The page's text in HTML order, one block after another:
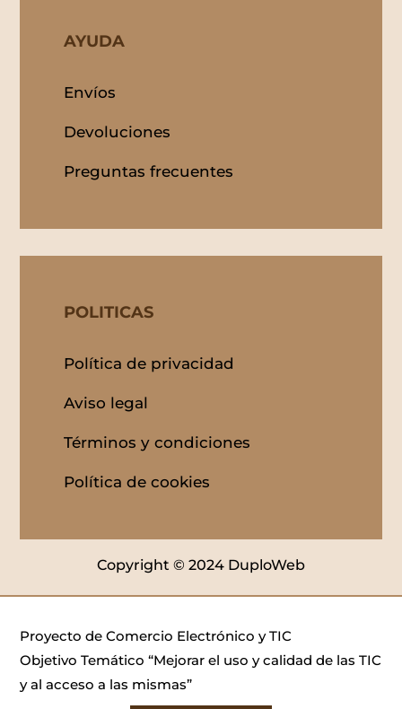
AYUDA
Envíos
Devoluciones
Preguntas frecuentes
POLITICAS
Política de privacidad
Aviso legal
Términos y condiciones
Política de cookies
Copyright © 2024 DuploWeb
Proyecto de Comercio Electrónico y TIC
Objetivo Temático “Mejorar el uso y calidad de las TIC
y al acceso a las mismas”